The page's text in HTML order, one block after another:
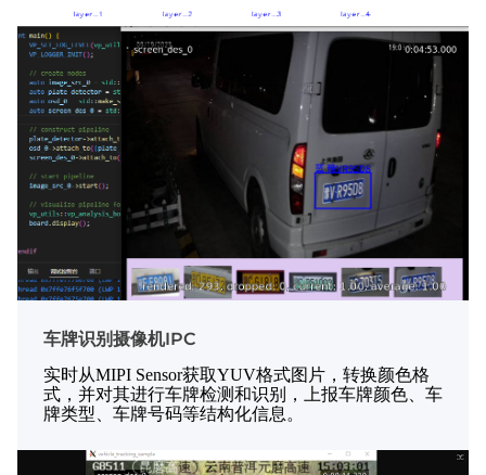
车牌识别摄像机IPC
实时从MIPI Sensor获取YUV格式图片，转换颜色格
式，并对其进行车牌检测和识别，上报车牌颜色、车
牌类型、车牌号码等结构化信息。